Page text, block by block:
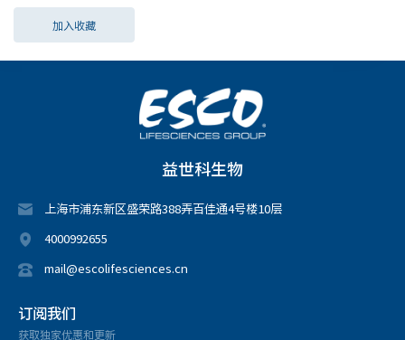
加入收藏
益世科生物
上海市浦东新区盛荣路388弄百佳通4号楼10层
4000992655
mail@escolifesciences.cn
订阅我们
获取独家优惠和更新